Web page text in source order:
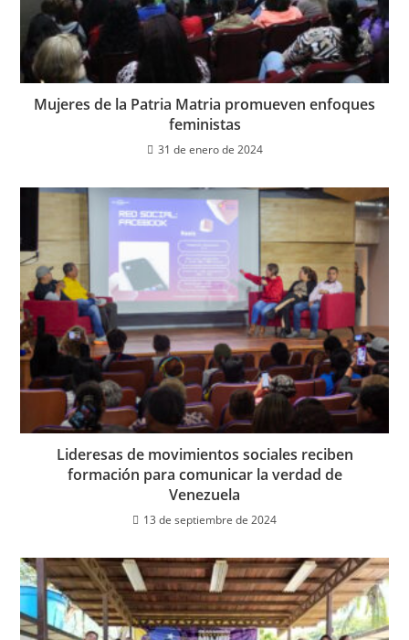
Mujeres de la Patria Matria promueven enfoques
feministas
31 de enero de 2024
Lideresas de movimientos sociales reciben
formación para comunicar la verdad de
Venezuela
13 de septiembre de 2024